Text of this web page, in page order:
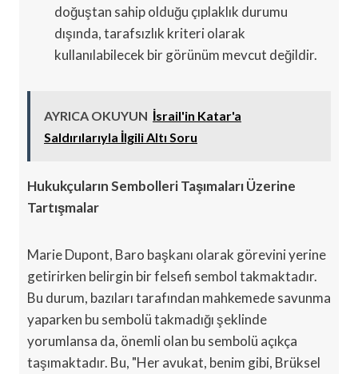
doğuştan sahip olduğu çıplaklık durumu
dışında, tarafsızlık kriteri olarak
kullanılabilecek bir görünüm mevcut değildir.
AYRICA OKUYUN İsrail'in Katar'a
Saldırılarıyla İlgili Altı Soru
Hukukçuların Sembolleri Taşımaları Üzerine
Tartışmalar
Marie Dupont, Baro başkanı olarak görevini yerine
getirirken belirgin bir felsefi sembol takmaktadır.
Bu durum, bazıları tarafından mahkemede savunma
yaparken bu sembolü takmadığı şeklinde
yorumlansa da, önemli olan bu sembolü açıkça
taşımaktadır. Bu, "Her avukat, benim gibi, Brüksel